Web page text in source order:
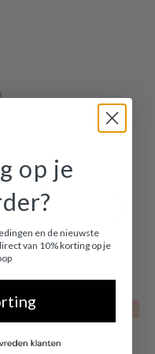
op je
en de nieuwste
van 10% korting op je